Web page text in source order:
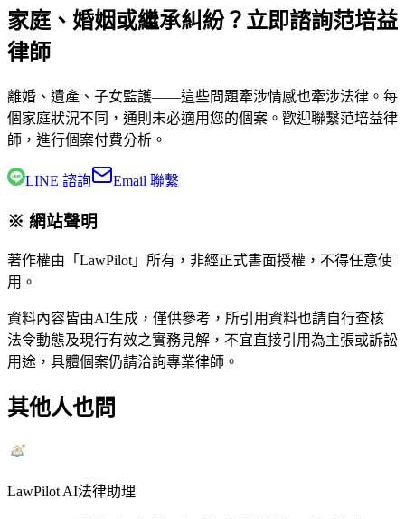
家庭、婚姻或繼承糾紛？立即諮詢范培益
律師
離婚、遺產、子女監護——這些問題牽涉情感也牽涉法律。每
個家庭狀況不同，通則未必適用您的個案。歡迎聯繫范培益律
師 ，進行個案付費分析。
LINE 諮詢 Email 聯繫
※ 網站聲明
著作權由「LawPilot」所有，非經正式書面授權，不得任意使
用。
資料內容皆由AI生成，僅供參考，所引用資料也請自行查核
法令動態及現行有效之實務見解，不宜直接引用為主張或訴訟
用途，具體個案仍請洽詢專業律師。
其他人也問
LawPilot AI法律助理